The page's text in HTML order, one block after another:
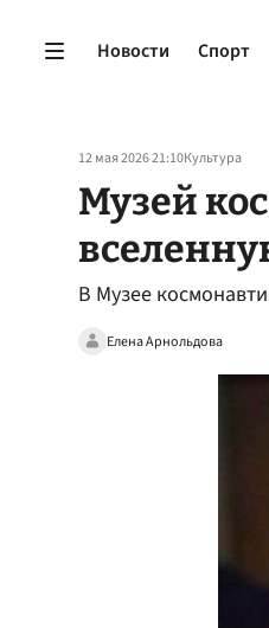
Новости Спорт
12 мая 2026 21:10Культура
Музей
В Музее
Елена Арнольдова